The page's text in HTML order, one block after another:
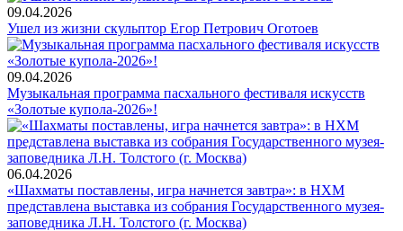
09.04.2026
Ушел из жизни скульптор Егор Петрович Оготоев
09.04.2026
Музыкальная программа пасхального фестиваля искусств
«Золотые купола-2026»!
06.04.2026
«Шахматы поставлены, игра начнется завтра»: в НХМ
представлена выставка из собрания Государственного музея-
заповедника Л.Н. Толстого (г. Москва)